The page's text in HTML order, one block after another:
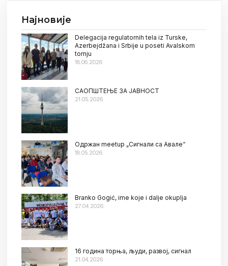
Најновије
Delegacija regulatornih tela iz Turske,
Azerbejdžana i Srbije u poseti Avalskom
tornju
18.06.2026
САОПШТЕЊЕ ЗА ЈАВНОСТ
21.05.2026
Oдржан meetup „Сигнали са Авале“
18.05.2026
Branko Gogić, ime koje i dalje okuplja
27.04.2026
16 година торња, људи, развој, сигнал
21.04.2026